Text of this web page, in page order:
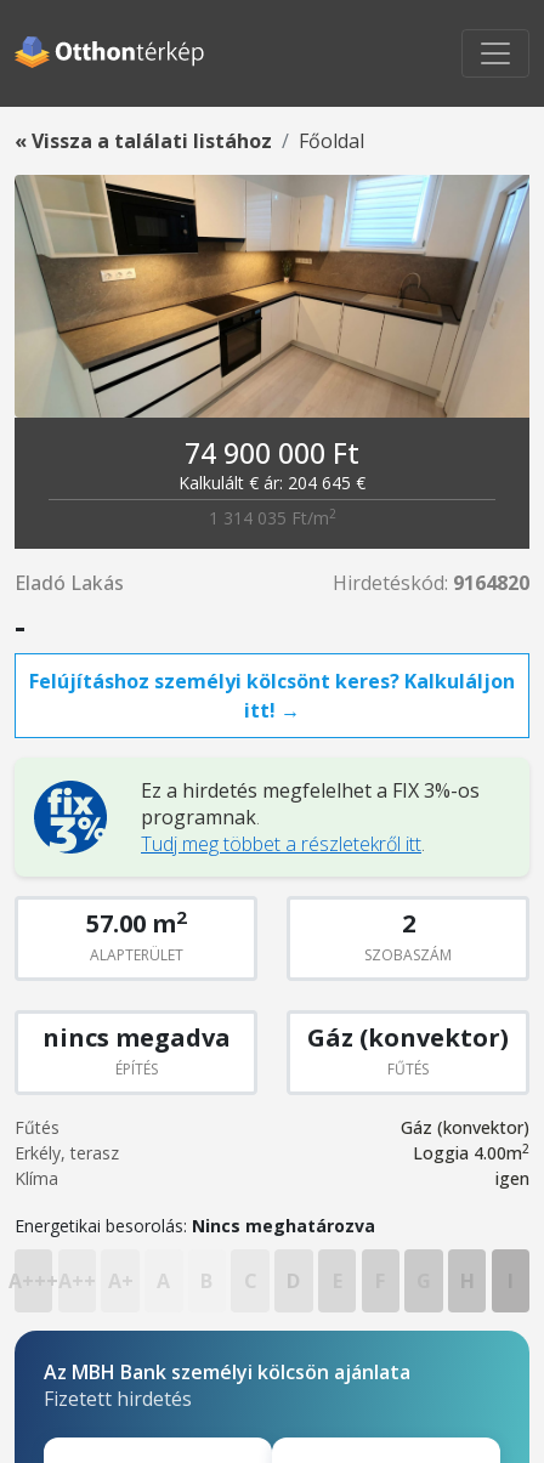
« Vissza a találati listához Főoldal
74 900 000 Ft
Kalkulált € ár: 204 645 €
1 314 035 Ft/m2
Eladó Lakás Hirdetéskód: 9164820
-
Felújításhoz személyi kölcsönt keres? Kalkuláljon
itt! →
Ez a hirdetés megfelelhet a FIX 3%-os
programnak.
Tudj meg többet a részletekről itt.
57.00 m2
ALAPTERÜLET
2
SZOBASZÁM
nincs megadva
ÉPÍTÉS
Gáz (konvektor)
FŰTÉS
Fűtés
Gáz (konvektor)
Erkély, terasz
Loggia 4.00m2
Klíma igen
Energetikai besorolás: Nincs meghatározva
A+++A++ A+ A B C D
Az MBH Bank személyi kölcsön ajánlata
Fizetett hirdetés